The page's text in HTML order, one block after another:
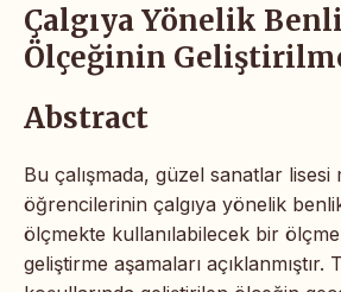
Çalgıya Yönelik
Ölçeğinin
Abstract
Bu çalışmada, güzel sanatlar
öğrencilerinin çalgıya yönelik benlik
ölçmekte kullanılabilecek bir ölçme
geliştirme aşamaları açıklanmıştır.